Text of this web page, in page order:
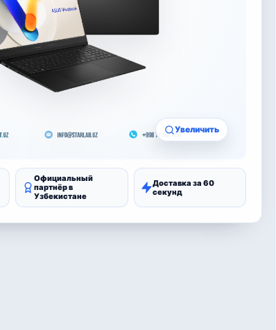
Увеличить
Официальный
партнёр в
Узбекистане
Доставка за 60
секунд